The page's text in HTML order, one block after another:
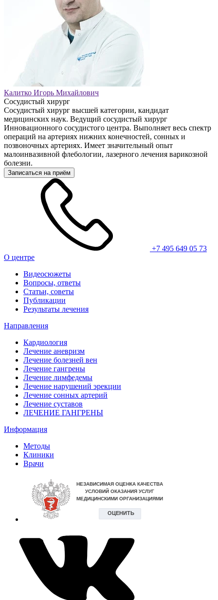
Калитко Игорь Михайлович
Сосудистый хирург
Сосудистый хирург высшей категории, кандидат
медицинских наук. Ведущий сосудистый хирург
Инновационного сосудистого центра. Выполняет весь спектр
операций на артериях нижних конечностей, сонных и
позвоночных артериях. Имеет значительный опыт
малоинвазивной флебологии, лазерного лечения варикозной
болезни.
Записаться на приём
+7 495 649 05 73
О центре
Видеосюжеты
Вопросы, ответы
Статьи, советы
Публикации
Результаты лечения
Направления
Кардиология
Лечение аневризм
Лечение болезней вен
Лечение гангрены
Лечение лимфедемы
Лечение нарушений эрекции
Лечение сонных артерий
Лечение суставов
ЛЕЧЕНИЕ ГАНГРЕНЫ
Информация
Методы
Клиники
Врачи